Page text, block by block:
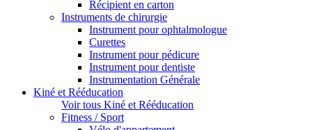
Récipient en carton
Instruments de chirurgie
Instrument pour ophtalmologue
Curettes
Instrument pour pédicure
Instrument pour dentiste
Instrumentation Générale
Kiné et Rééducation
Voir tous Kiné et Rééducation
Fitness / Sport